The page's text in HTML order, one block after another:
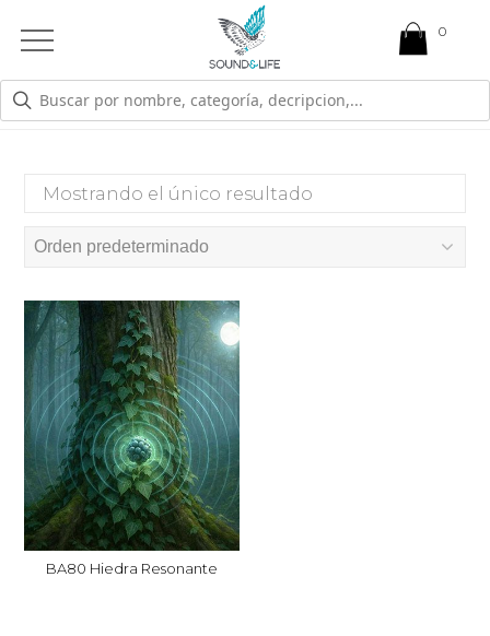
Open
Menu
ENTORNOS RUIDOSOS
Mostrando el único resultado
BA80 Hiedra Resonante
0